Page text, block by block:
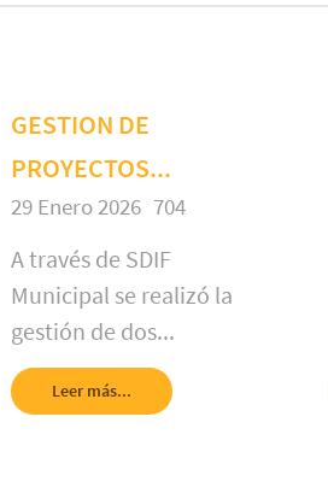
GESTION DE
PROYECTOS...
29 Enero 2026 704
A través de SDIF
Municipal se realizó la
gestión de dos...
Leer más...